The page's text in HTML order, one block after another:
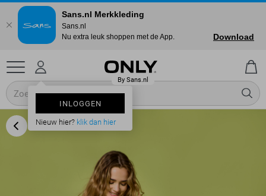
INLOGGEN
Nieuw hier? klik dan hier
Sans.nl Merkkleding
Sans.nl
Nu extra leuk shoppen met de App.
Download